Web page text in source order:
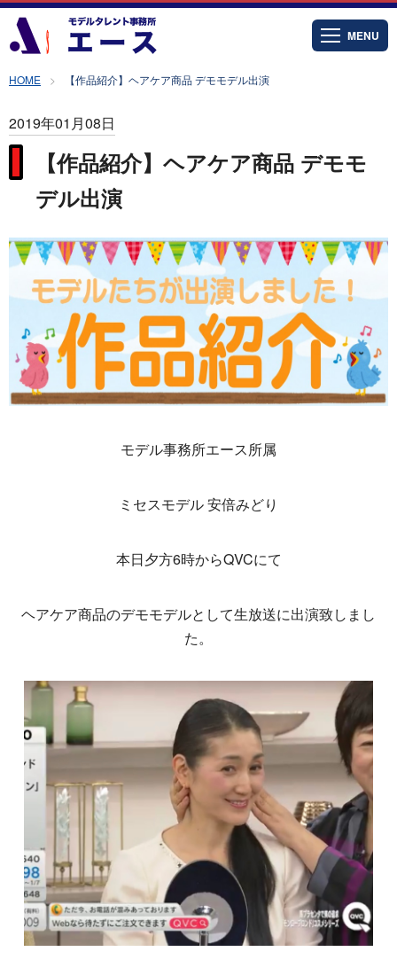
MENU
HOME 【作品紹介】ヘアケア商品 デモモデル出演
2019年01月08日
【作品紹介】ヘアケア商品 デモモ
デル出演
モデル事務所エース所属
ミセスモデル 安倍みどり
本日夕方6時からQVCにて
ヘアケア商品のデモモデルとして生放送に出演致しまし
た。